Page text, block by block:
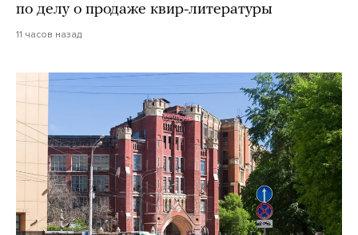
по делу о продаже квир-литературы
11 часов назад